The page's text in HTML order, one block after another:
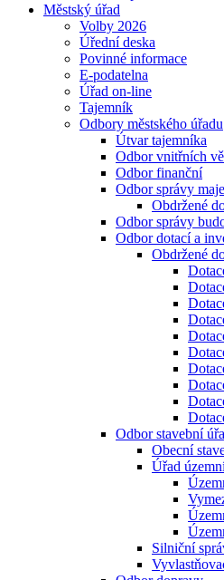
Městský úřad
Volby 2026
Úřední deska
Povinné informace
E-podatelna
Úřad on-line
Tajemník
Odbory městského úřadu
Útvar tajemníka
Odbor vnitřních
Odbor finanční
Odbor správy
Obdržené
Odbor správy
Odbor dotací a
Obdržené
Odbor stavební
Obecní
Úřad
Silniční